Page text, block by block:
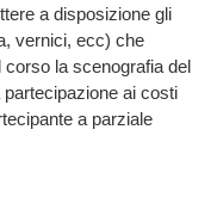
a disposizione gli
vernici, ecc) che
la scenografia del
ai costi
a parziale